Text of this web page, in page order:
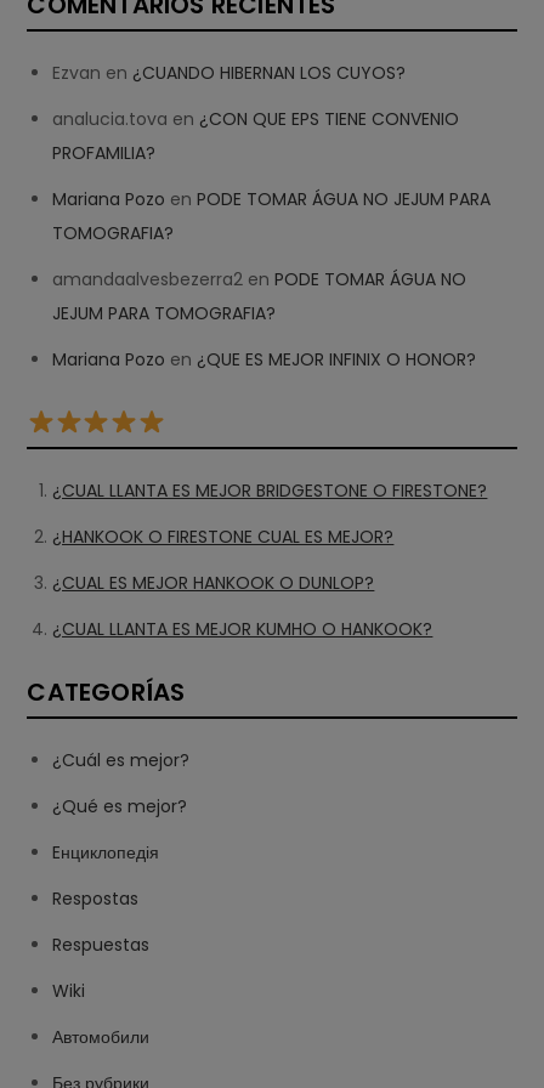
Ezvan en ¿CUANDO HIBERNAN LOS CUYOS?
analucia.tova en ¿CON QUE EPS TIENE CONVENIO
PROFAMILIA?
Mariana Pozo enPODE TOMAR ÁGUA NO JEJUM PARA
TOMOGRAFIA?
amandaalvesbezerra2 enPODE TOMAR ÁGUA NO
JEJUM PARA TOMOGRAFIA?
Mariana Pozo en ¿QUE ES MEJOR INFINIX O HONOR?
¿CUAL LLANTA ES MEJOR BRIDGESTONE O FIRESTONE?
¿HANKOOK O FIRESTONE CUAL ES MEJOR?
¿CUAL ES MEJOR HANKOOK O DUNLOP?
¿CUAL LLANTA ES MEJOR KUMHO O HANKOOK?
CATEGORÍAS
¿Cuál es mejor?
¿Qué es mejor?
Eнциклопедія
Respostas
Respuestas
Wiki
Автомобили
Без рубрики